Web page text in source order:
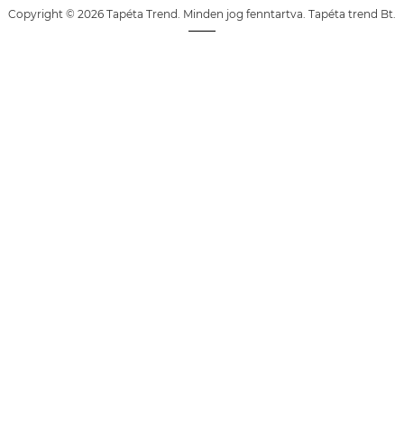
Copyright © 2026 Tapéta Trend. Minden jog fenntartva. Tapéta trend Bt.